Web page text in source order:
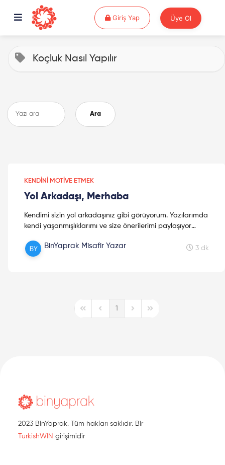
Giriş YapGiriş Yap Üye Ol
Koçluk Nasıl Yapılır
Ara
KENDINI MOTIVE ETMEK
Yol Arkadaşı, Merhaba
Kendimi sizin yol arkadaşınız gibi görüyorum. Yazılarımda
kendi yaşanmışlıklarımı ve size önerilerimi paylaşıyor
BinYaprak Misafir Yazar 3 dk
First PagePrevious Page
1
Next PageLast Page
2023 BinYaprak. Tüm hakları saklıdır. Bir
TurkishWIN girişimidir